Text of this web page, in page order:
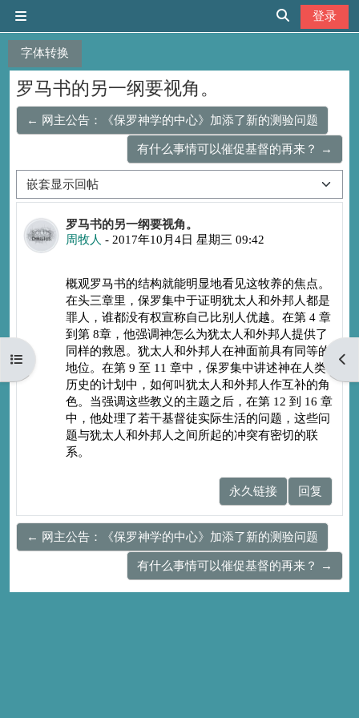
字体转换
切换搜索输入
登录
打开课程索引 打
罗马书的另一纲要视角。
← 网主公告：《保罗神学的中心》加添了新的测验问题
有什么事情可以催促基督的再来？ →
显示模式
罗马书的另一纲要视角。
周牧人 - 2017年10月4日 星期三 09:42
回帖数：0
概观罗马书的结构就能明显地看见这牧养的焦点。
在头三章里，保罗集中于证明犹太人和外邦人都是
罪人，谁都没有权宣称自己比别人优越。在第 4 章
到第 8章，他强调神怎么为犹太人和外邦人提供了
同样的救恩。犹太人和外邦人在神面前具有同等的
地位。在第 9 至 11 章中，保罗集中讲述神在人类
历史的计划中，如何叫犹太人和外邦人作互补的角
色。当强调这些教义的主题之后，在第 12 到 16 章
中，他处理了若干基督徒实际生活的问题，这些问
题与犹太人和外邦人之间所起的冲突有密切的联
系。
永久链接 回复
← 网主公告：《保罗神学的中心》加添了新的测验问题
有什么事情可以催促基督的再来？ →